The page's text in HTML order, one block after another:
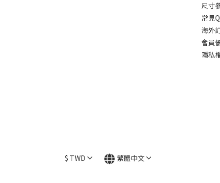
尺寸
常見
海外
會員
隱私
$ TWD 繁體中文